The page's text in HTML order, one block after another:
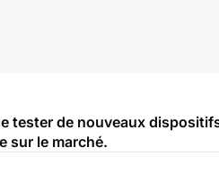
tester de nouveaux
sur le marché.